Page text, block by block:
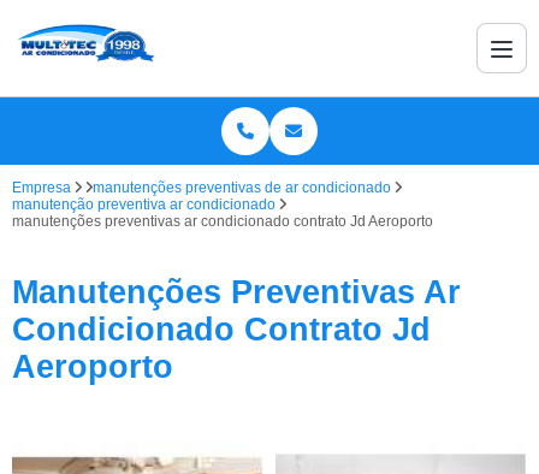
Empresa
manutenções preventivas de ar condicionado
manutenção preventiva ar condicionado
manutenções preventivas ar condicionado contrato Jd Aeroporto
Manutenções Preventivas Ar
Condicionado Contrato Jd
Aeroporto